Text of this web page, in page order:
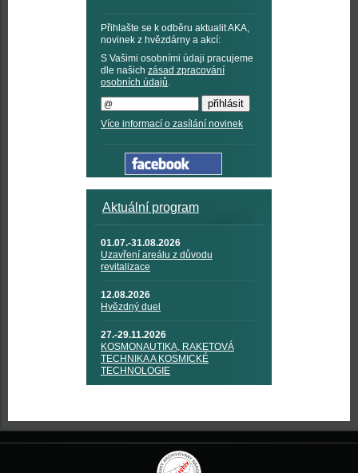
Přihlašte se k odběru aktualit AKA,
novinek z hvězdárny a akcí:
S Vašimi osobními údaji pracujeme
dle našich zásad zpracování
osobních údajů.
Více informací o zasílání novinek
Aktuální program
01.07.-31.08.2026
Uzavření areálu z důvodu
revitalizace
12.08.2026
Hvězdný duel
27.-29.11.2026
KOSMONAUTIKA, RAKETOVÁ
TECHNIKA A KOSMICKÉ
TECHNOLOGIE